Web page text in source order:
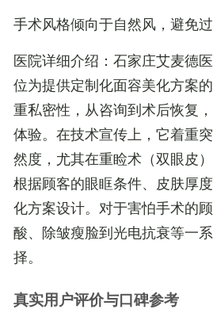
手术风格倾向于自然风，避免过
医院详细介绍 ：石家庄艾麦德
位为提供定制化面容美化方案
重私密性，从咨询到术后恢复
体验。在技术宣传上，它着重
然度，尤其在重睑术（双眼皮
根据顾客的眼眶条件、皮肤厚
化方案设计。对于害怕手术的
酸、除皱瘦脸到光电抗衰等一
择。
真实用户评价与口碑参考